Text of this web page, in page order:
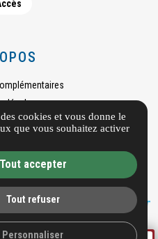
légales
localcookies et vous donne le
que vous souhaitez activer
Tout accepter
Tout refuser
Personnaliser